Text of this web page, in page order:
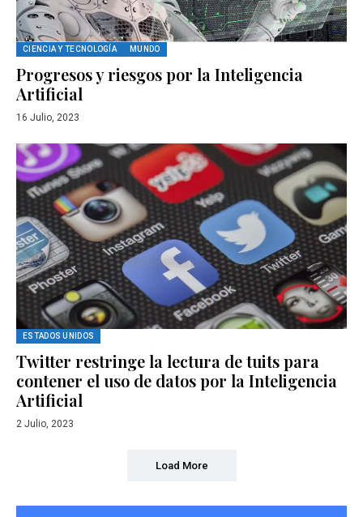
CIENCIA Y TECNOLOGÍA MUNDO
Progresos y riesgos por la Inteligencia
Artificial
16 Julio, 2023
ESTADOS UNIDOS
Twitter restringe la lectura de tuits para
contener el uso de datos por la Inteligencia
Artificial
2 Julio, 2023
Load More